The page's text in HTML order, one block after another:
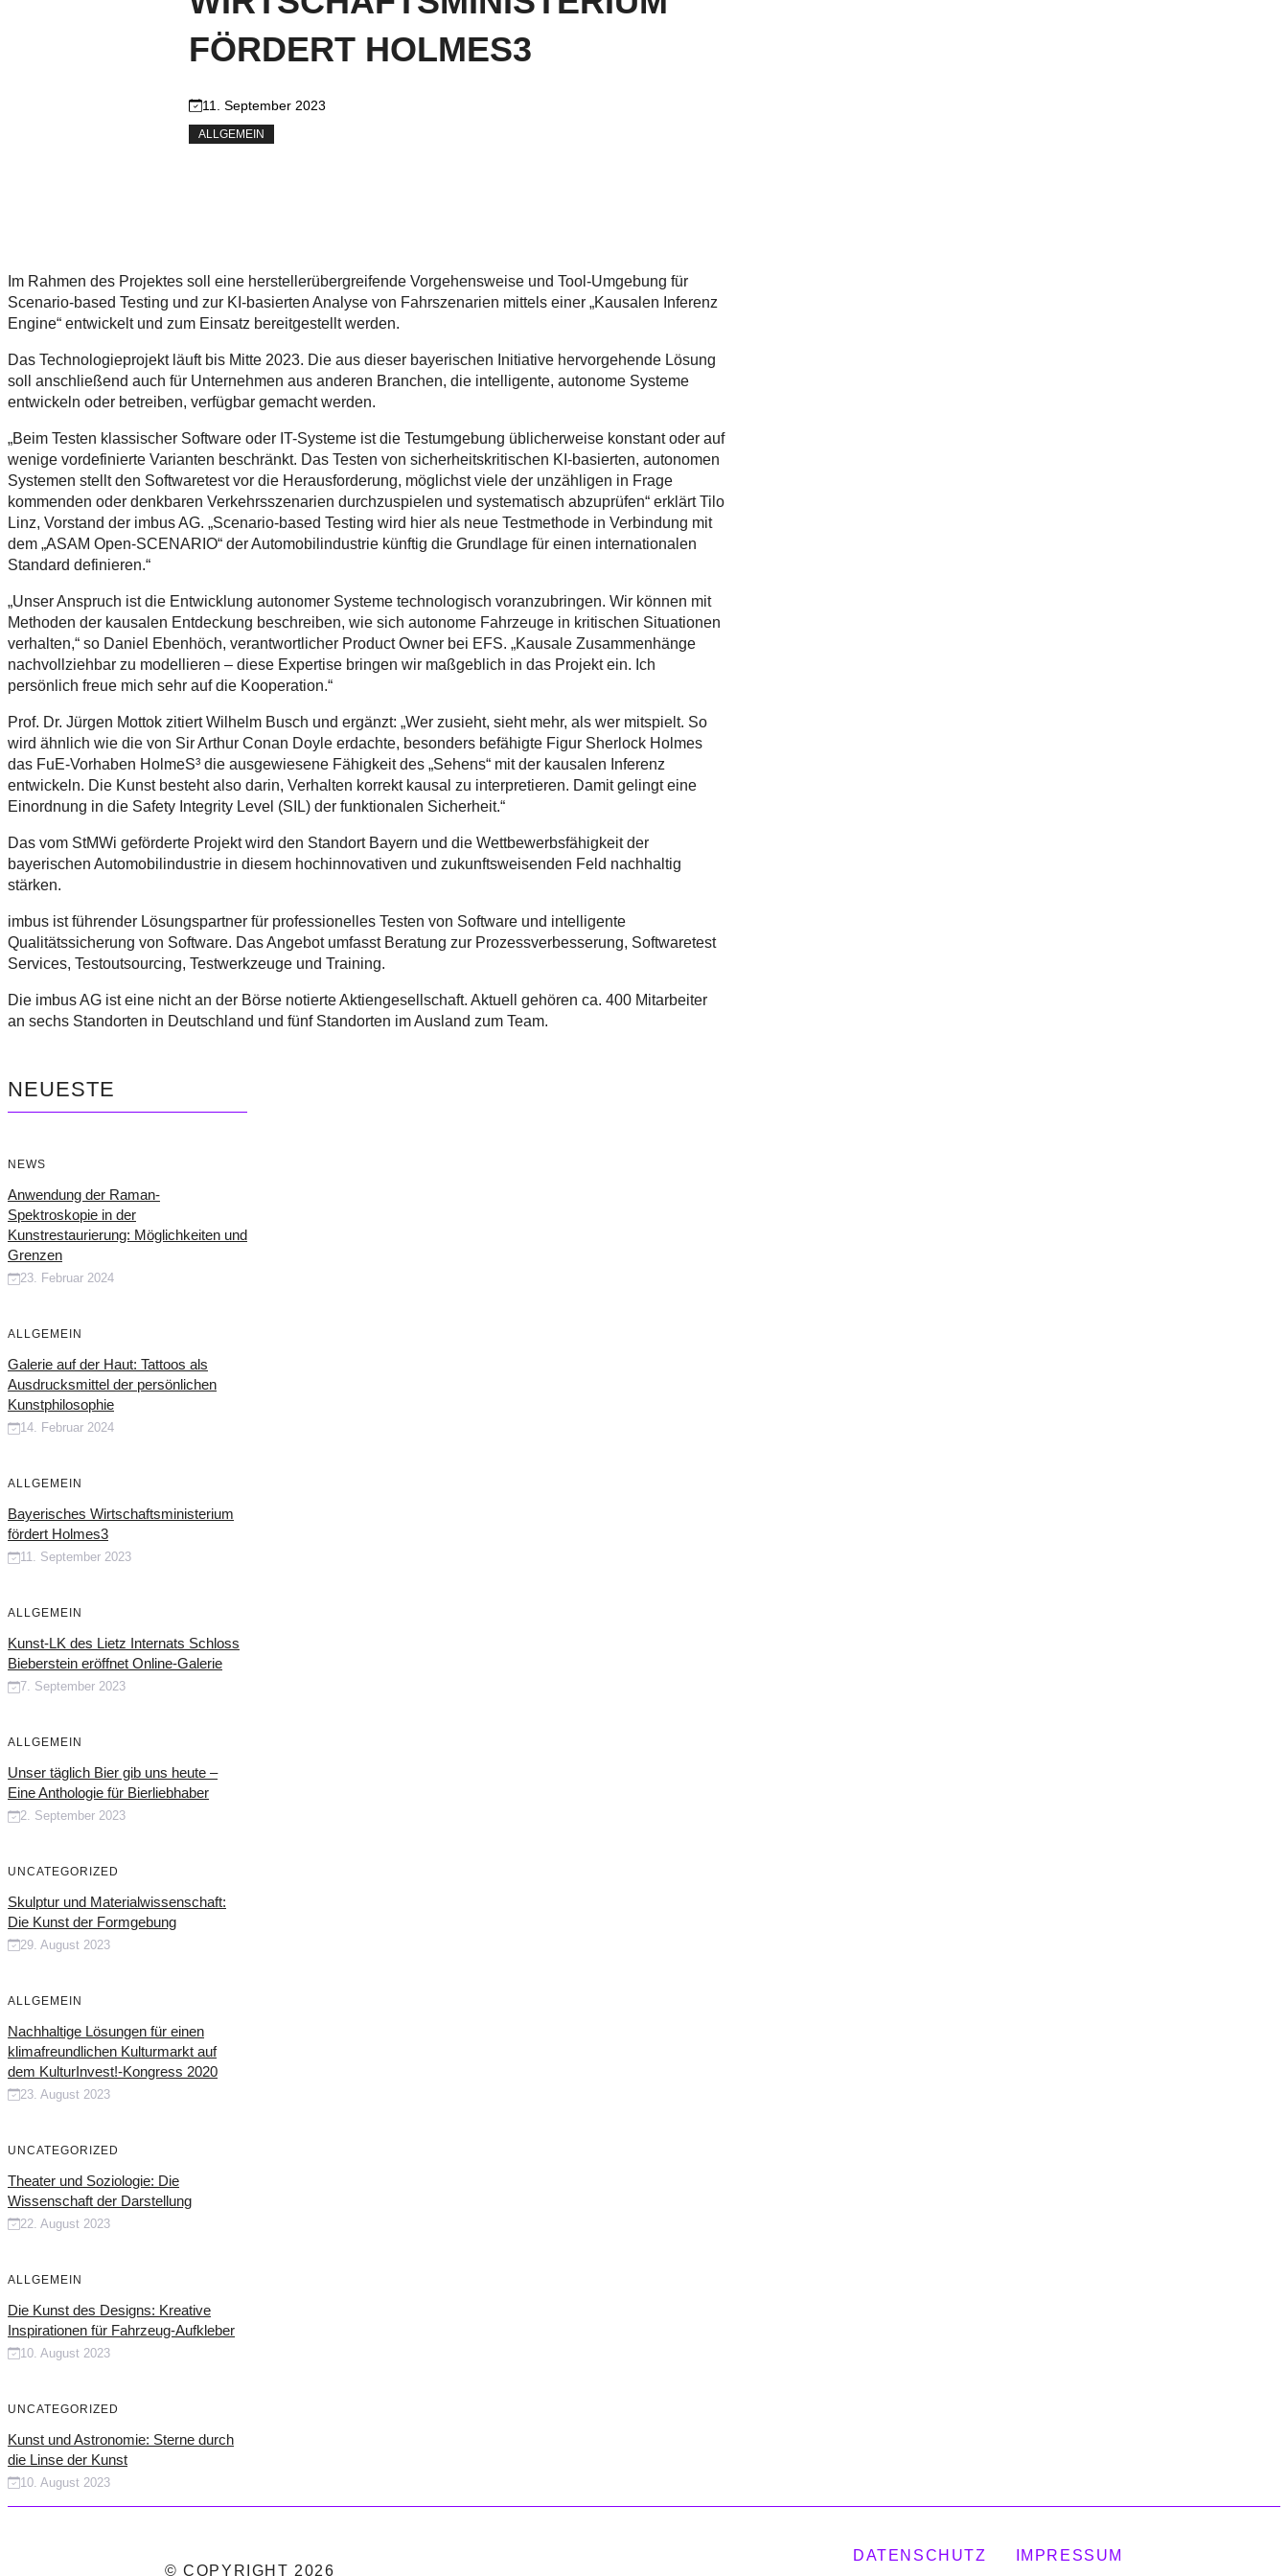
FÖRDERT HOLMES3
11. September 2023
ALLGEMEIN
Im Rahmen des Projektes soll eine herstellerübergreifende Vorgehensweise und Tool-Umgebung für
Scenario-based Testing und zur KI-basierten Analyse von Fahrszenarien mittels einer „Kausalen Inferenz
Engine“ entwickelt und zum Einsatz bereitgestellt werden.
Das Technologieprojekt läuft bis Mitte 2023. Die aus dieser bayerischen Initiative hervorgehende Lösung
soll anschließend auch für Unternehmen aus anderen Branchen, die intelligente, autonome Systeme
entwickeln oder betreiben, verfügbar gemacht werden.
„Beim Testen klassischer Software oder IT-Systeme ist die Testumgebung üblicherweise konstant oder auf
wenige vordefinierte Varianten beschränkt. Das Testen von sicherheitskritischen KI-basierten, autonomen
Systemen stellt den Softwaretest vor die Herausforderung, möglichst viele der unzähligen in Frage
kommenden oder denkbaren Verkehrsszenarien durchzuspielen und systematisch abzuprüfen“ erklärt Tilo
Linz, Vorstand der imbus AG. „Scenario-based Testing wird hier als neue Testmethode in Verbindung mit
dem „ASAM Open-SCENARIO“ der Automobilindustrie künftig die Grundlage für einen internationalen
Standard definieren.“
„Unser Anspruch ist die Entwicklung autonomer Systeme technologisch voranzubringen. Wir können mit
Methoden der kausalen Entdeckung beschreiben, wie sich autonome Fahrzeuge in kritischen Situationen
verhalten,“ so Daniel Ebenhöch, verantwortlicher Product Owner bei EFS. „Kausale Zusammenhänge
nachvollziehbar zu modellieren – diese Expertise bringen wir maßgeblich in das Projekt ein. Ich
persönlich freue mich sehr auf die Kooperation.“
Prof. Dr. Jürgen Mottok zitiert Wilhelm Busch und ergänzt: „Wer zusieht, sieht mehr, als wer mitspielt. So
wird ähnlich wie die von Sir Arthur Conan Doyle erdachte, besonders befähigte Figur Sherlock Holmes
das FuE-Vorhaben HolmeS³ die ausgewiesene Fähigkeit des „Sehens“ mit der kausalen Inferenz
entwickeln. Die Kunst besteht also darin, Verhalten korrekt kausal zu interpretieren. Damit gelingt eine
Einordnung in die Safety Integrity Level (SIL) der funktionalen Sicherheit.“
Das vom StMWi geförderte Projekt wird den Standort Bayern und die Wettbewerbsfähigkeit der
bayerischen Automobilindustrie in diesem hochinnovativen und zukunftsweisenden Feld nachhaltig
stärken.
imbus ist führender Lösungspartner für professionelles Testen von Software und intelligente
Qualitätssicherung von Software. Das Angebot umfasst Beratung zur Prozessverbesserung, Softwaretest
Services, Testoutsourcing, Testwerkzeuge und Training.
Die imbus AG ist eine nicht an der Börse notierte Aktiengesellschaft. Aktuell gehören ca. 400 Mitarbeiter
an sechs Standorten in Deutschland und fünf Standorten im Ausland zum Team.
NEUESTE
NEWS
Anwendung der Raman-
Spektroskopie in der
Kunstrestaurierung: Möglichkeiten und
Grenzen
23. Februar 2024
ALLGEMEIN
Galerie auf der Haut: Tattoos als
Ausdrucksmittel der persönlichen
Kunstphilosophie
14. Februar 2024
ALLGEMEIN
Bayerisches Wirtschaftsministerium
fördert Holmes3
11. September 2023
ALLGEMEIN
Kunst-LK des Lietz Internats Schloss
Bieberstein eröffnet Online-Galerie
7. September 2023
ALLGEMEIN
Unser täglich Bier gib uns heute –
Eine Anthologie für Bierliebhaber
2. September 2023
UNCATEGORIZED
Skulptur und Materialwissenschaft:
Die Kunst der Formgebung
29. August 2023
ALLGEMEIN
Nachhaltige Lösungen für einen
klimafreundlichen Kulturmarkt auf
dem KulturInvest!-Kongress 2020
23. August 2023
UNCATEGORIZED
Theater und Soziologie: Die
Wissenschaft der Darstellung
22. August 2023
ALLGEMEIN
Die Kunst des Designs: Kreative
Inspirationen für Fahrzeug-Aufkleber
10. August 2023
UNCATEGORIZED
Kunst und Astronomie: Sterne durch
die Linse der Kunst
10. August 2023
© COPYRIGHT 2026
DATENSCHUTZ IMPRESSUM